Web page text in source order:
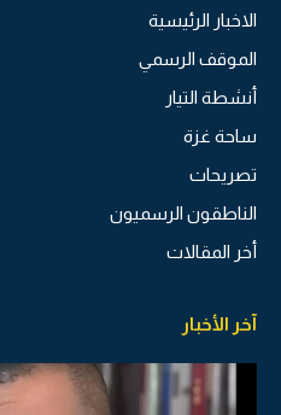
الاخبار الرئيسية
الموقف الرسمي
أنشطة التيار
ساحة غزة
تصريحات
الناطقون الرسميون
أخر المقالات
آخر الأخبار